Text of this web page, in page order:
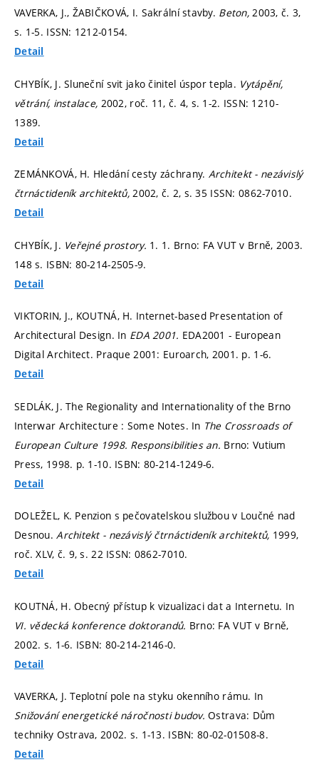
VAVERKA, J., ŽABIČKOVÁ, I. Sakrální stavby. Beton,2003, č. 3,
s. 1-5. ISSN: 1212-0154.
Detail
CHYBÍK, J. Sluneční svit jako činitel úspor tepla. Vytápění,
větrání, instalace, 2002, roč. 11, č. 4, s. 1-2. ISSN: 1210-
1389.
Detail
ZEMÁNKOVÁ, H. Hledání cesty záchrany. Architekt - nezávislý
čtrnáctideník architektů,2002, č. 2, s. 35 ISSN: 0862-7010.
Detail
CHYBÍK, J. Veřejné prostory. 1. 1. Brno: FA VUT v Brně, 2003.
148 s. ISBN: 80-214-2505-9.
Detail
VIKTORIN, J., KOUTNÁ, H. Internet-based Presentation of
Architectural Design. In EDA 2001. EDA2001 - European
Digital Architect. Praque 2001: Euroarch, 2001. p. 1-6.
Detail
SEDLÁK, J. The Regionality and Internationality of the Brno
Interwar Architecture : Some Notes. In The Crossroads of
European Culture 1998. Responsibilities an. Brno: Vutium
Press, 1998. p. 1-10. ISBN: 80-214-1249-6.
Detail
DOLEŽEL, K. Penzion s pečovatelskou službou v Loučné nad
Desnou.Architekt - nezávislý čtrnáctideník architektů, 1999,
roč. XLV, č. 9,s. 22 ISSN: 0862-7010.
Detail
KOUTNÁ, H. Obecný přístup k vizualizaci dat a Internetu. In
VI. vědecká konference doktorandů. Brno: FA VUT v Brně,
2002. s. 1-6. ISBN: 80-214-2146-0.
Detail
VAVERKA, J. Teplotní pole na styku okenního rámu. In
Snižování energetické náročnosti budov.Ostrava: Dům
techniky Ostrava, 2002. s. 1-13. ISBN: 80-02-01508-8.
Detail